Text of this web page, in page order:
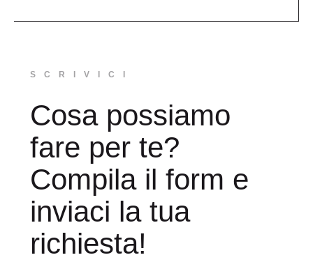
SCRIVICI
Cosa possiamo
fare per te?
Compila il form e
inviaci la tua
richiesta!​